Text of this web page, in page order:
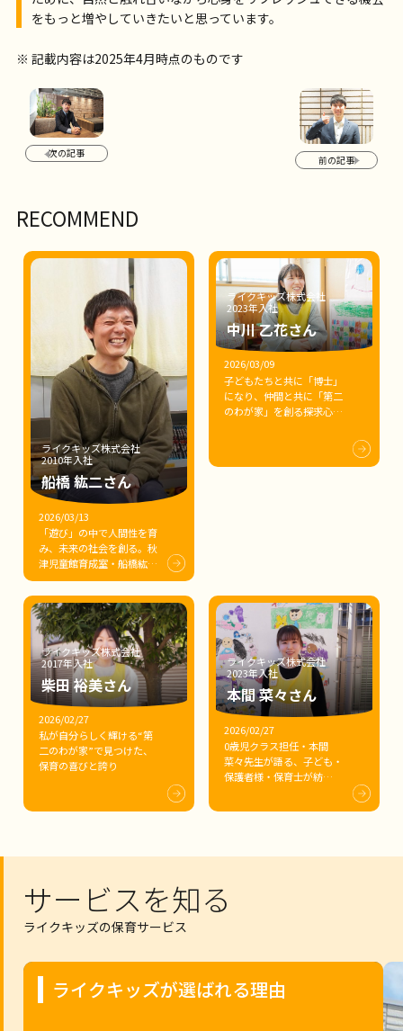
をもっと増やしていきたいと思っています。
※ 記載内容は2025年4月時点のものです
次の記事
前の記事
RECOMMEND
ライクキッズ株式会社
2010年入社
船橋 紘二さん
2026/03/13
「遊び」の中で人間性を育
み、未来の社会を創る。秋
津児童館育成室・船橋紘二
施設長が語る、「絶対に諦
めない」学童保育のリアル
と想い
ライクキッズ株式会社
2023年入社
中川 乙花さん
2026/03/09
子どもたちと共に「博士」
になり、仲間と共に「第二
のわが家」を創る――探求心の
ライクキッズ株式会社
2017年入社
柴田 裕美さん
2026/02/27
私が自分らしく輝ける“第
二のわが家”で見つけた、
保育の喜びと誇り
ライクキッズ株式会社
2023年入社
本間 菜々さん
2026/02/27
0歳児クラス担任・本間
菜々先生が語る、子ども・
保護者様・保育士が紡
サービスを知る
ライクキッズの保育サービス
ライクキッズが選ばれる理由